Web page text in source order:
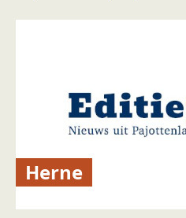
Herne